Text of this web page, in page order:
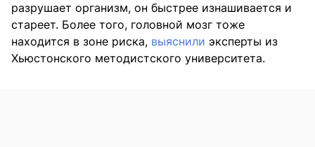
разрушает организм, он быстрее изнашивается и
стареет. Более того, головной мозг тоже
находится в зоне риска, выяснили эксперты из
Хьюстонского методистского университета.